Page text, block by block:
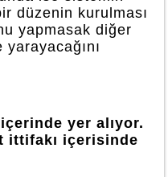
düzenin kurulması
yapmasak diğer
yer alıyor.
ittifakı içerisinde